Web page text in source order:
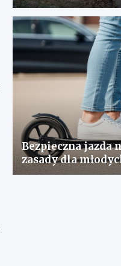
Bezpieczna jazda
zasady dla